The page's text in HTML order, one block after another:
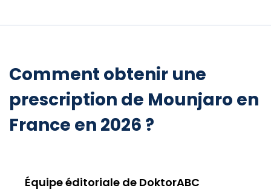
Comment obtenir une
prescription de Mounjaro en
France en 2026 ?
Équipe éditoriale de DoktorABC